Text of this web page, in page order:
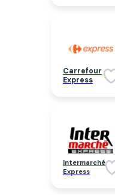
Carrefour
Express
Intermarché
Express